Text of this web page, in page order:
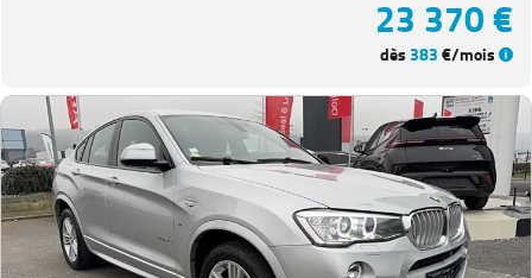
23 370 €
dès383€/mois